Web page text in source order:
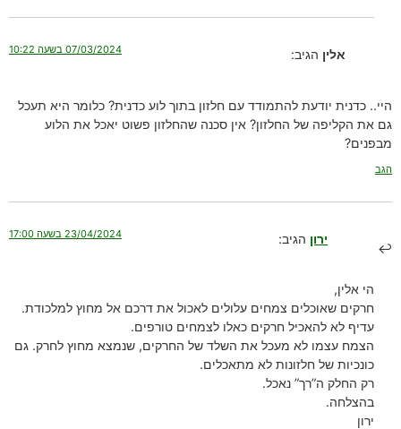
אלין הגיב: 07/03/2024 בשעה 10:22
היי.. כדנית יודעת להתמודד עם חלזון בתוך לוע כדנית? כלומר היא תעכל
גם את הקליפה של החלזון? אין סכנה שהחלזון פשוט יאכל את הלוע
מבפנים?
הגב
ירון הגיב: 23/04/2024 בשעה 17:00
הי אלין,
חרקים שאוכלים צמחים עלולים לאכול את דרכם אל מחוץ למלכודת.
עדיף לא להאכיל חרקים כאלו לצמחים טורפים.
הצמח עצמו לא מעכל את השלד של החרקים, שנמצא מחוץ לחרק. גם
כונכיות של חלזונות לא מתאכלים.
רק החלק ה”רך” נאכל.
בהצלחה.
ירון